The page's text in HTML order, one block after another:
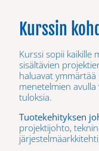
Kurssin
Kurssi sopii kaikille
sisältävien
haluavat ymmärtää
menetelmien
tuloksia.
Tuotekehityksen
projektijohto,